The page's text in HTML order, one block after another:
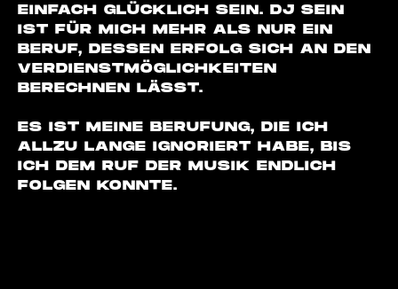
EINFACH GLÜCKLICH SEIN. DJ SEIN
IST FÜR MICH MEHR ALS NUR EIN
BERUF, DESSEN ERFOLG SICH AN DEN
VERDIENSTMÖGLICHKEITEN
BERECHNEN LÄSST.
ES IST MEINE BERUFUNG, DIE ICH
ALLZU LANGE IGNORIERT HABE, BIS
ICH DEM RUF DER MUSIK ENDLICH
FOLGEN KONNTE.